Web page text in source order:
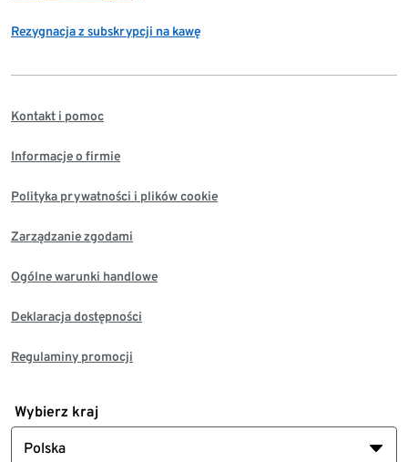
Rezygnacja z subskrypcji na kawę
Kontakt i pomoc
Informacje o firmie
Polityka prywatności i plików cookie
Zarządzanie zgodami
Ogólne warunki handlowe
Deklaracja dostępności
Regulaminy promocji
Wybierz kraj
Polska